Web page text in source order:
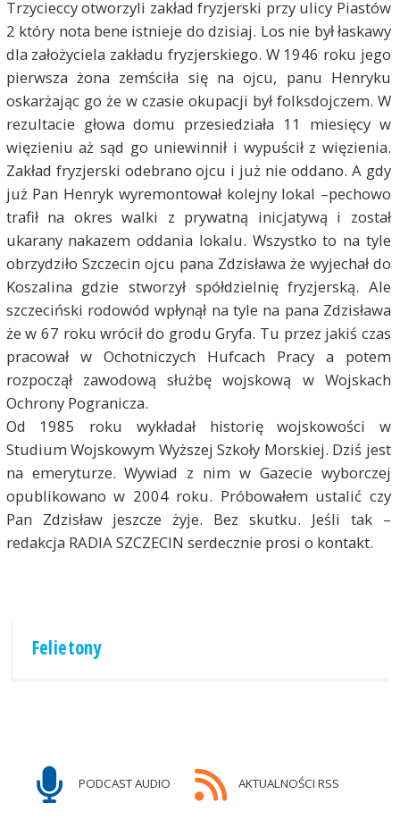
Trzycieccy otworzyli zakład fryzjerski przy ulicy Piastów
2 który nota bene istnieje do dzisiaj. Los nie był łaskawy
dla założyciela zakładu fryzjerskiego. W 1946 roku jego
pierwsza żona zemściła się na ojcu, panu Henryku
oskarżając go że w czasie okupacji był folksdojczem. W
rezultacie głowa domu przesiedziała 11 miesięcy w
więzieniu aż sąd go uniewinnił i wypuścił z więzienia.
Zakład fryzjerski odebrano ojcu i już nie oddano. A gdy
już Pan Henryk wyremontował kolejny lokal –pechowo
trafił na okres walki z prywatną inicjatywą i został
ukarany nakazem oddania lokalu. Wszystko to na tyle
obrzydziło Szczecin ojcu pana Zdzisława że wyjechał do
Koszalina gdzie stworzył spółdzielnię fryzjerską. Ale
szczeciński rodowód wpłynął na tyle na pana Zdzisława
że w 67 roku wrócił do grodu Gryfa. Tu przez jakiś czas
pracował w Ochotniczych Hufcach Pracy a potem
rozpoczął zawodową służbę wojskową w Wojskach
Ochrony Pogranicza.
Od 1985 roku wykładał historię wojskowości w
Studium Wojskowym Wyższej Szkoły Morskiej. Dziś jest
na emeryturze. Wywiad z nim w Gazecie wyborczej
opublikowano w 2004 roku. Próbowałem ustalić czy
Pan Zdzisław jeszcze żyje. Bez skutku. Jeśli tak –
redakcja RADIA SZCZECIN serdecznie prosi o kontakt.
Felietony
PODCAST AUDIO AKTUALNOŚCI RSS